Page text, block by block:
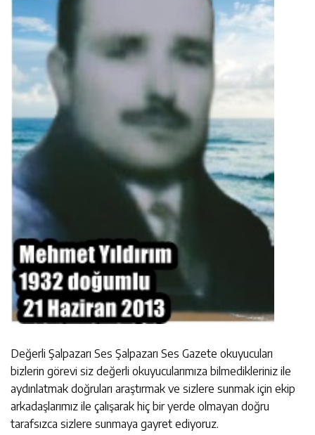
Değerli Şalpazarı Ses Şalpazarı Ses Gazete okuyucuları
bizlerin görevi siz değerli okuyucularımıza bilmedikleriniz ile
aydınlatmak doğruları araştırmak ve sizlere sunmak için ekip
arkadaşlarımız ile çalışarak hiç bir yerde olmayan doğru
tarafsızca sizlere sunmaya gayret ediyoruz.